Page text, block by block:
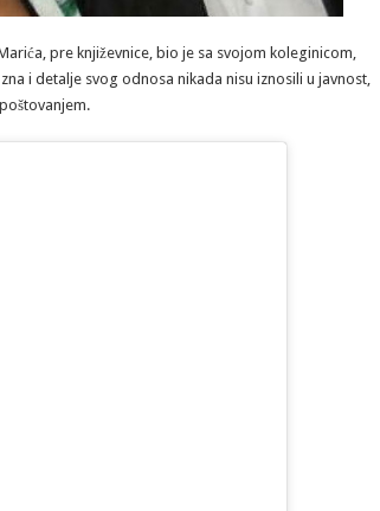
pre književnice, bio je sa svojom koleginicom,
i detalje svog odnosa nikada nisu iznosili u javnost,